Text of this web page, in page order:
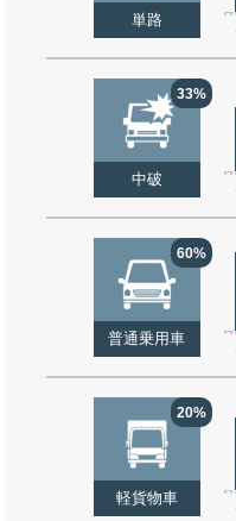
単路
33%
中破
60%
普通乗用車
20%
軽貨物車